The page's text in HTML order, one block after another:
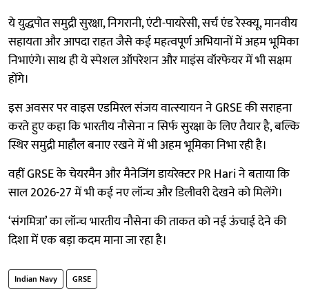
ये युद्धपोत समुद्री सुरक्षा, निगरानी, एंटी-पायरेसी, सर्च एंड रेस्क्यू, मानवीय
सहायता और आपदा राहत जैसे कई महत्वपूर्ण अभियानों में अहम भूमिका
निभाएंगे। साथ ही ये स्पेशल ऑपरेशन और माइंस वॉरफेयर में भी सक्षम
होंगे।
इस अवसर पर वाइस एडमिरल संजय वात्स्यायन ने GRSE की सराहना
करते हुए कहा कि भारतीय नौसेना न सिर्फ सुरक्षा के लिए तैयार है, बल्कि
स्थिर समुद्री माहौल बनाए रखने में भी अहम भूमिका निभा रही है।
वहीं GRSE के चेयरमैन और मैनेजिंग डायरेक्टर PR Hari ने बताया कि
साल 2026-27 में भी कई नए लॉन्च और डिलीवरी देखने को मिलेंगे।
‘संगमित्रा’ का लॉन्च भारतीय नौसेना की ताकत को नई ऊंचाई देने की
दिशा में एक बड़ा कदम माना जा रहा है।
Indian Navy GRSE